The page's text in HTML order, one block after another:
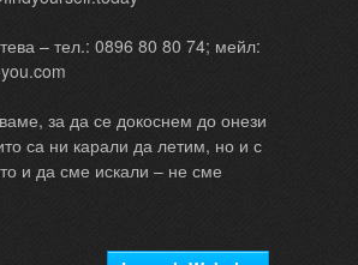
– тел.: 0896 80 80 74; мейл:
за да се докоснем до онези
са ни карали да летим, но и с
и да сме искали – не сме